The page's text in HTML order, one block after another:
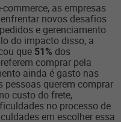
as empresas
novos desafios
e gerenciamento
do impacto disso, a
que 51% dos
comprar pela
ainda é gasto nas
pessoas querem comprar
custo do frete,
no processo de
em escolher essa